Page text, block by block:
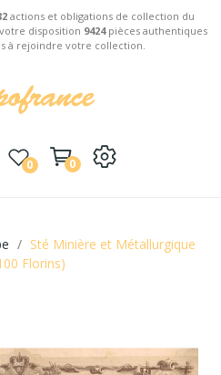
actions et obligations de collection du
disposition 9424pièces authentiques
à rejoindre votre collection.
0 0
Sté Minière et Métallurgique
Florins)